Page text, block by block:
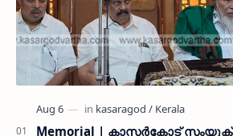
Memorial | കാസർകോട്